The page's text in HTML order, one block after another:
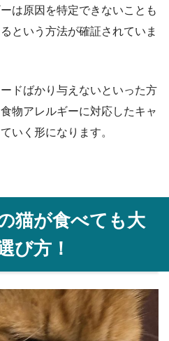
は原因を特定できないことも
という方法が確証されていま
ドばかり与えないといった方
物アレルギーに対応したキャ
いく形になります。
猫が食べても大
び方！